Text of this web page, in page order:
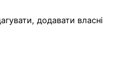
додавати власні